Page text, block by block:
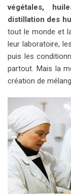
végétales,
distillation des
tout le monde et
leur laboratoire,
puis les
partout. Mais la
création de